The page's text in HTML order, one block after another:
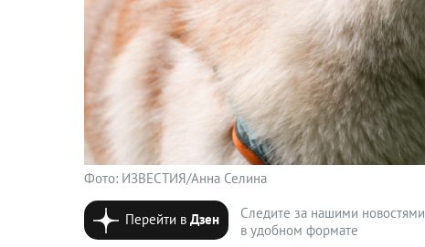
Фото: ИЗВЕСТИЯ/Анна Селина
Перейти вДзен
Следите за нашими новостями
в удобном формате